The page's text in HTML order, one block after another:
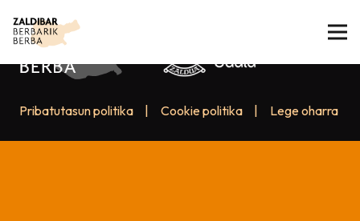
Pribatutasun politika Cookie politika Lege oharra